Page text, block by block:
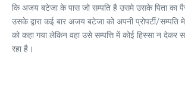
कि अजय बटेजा के पास जो सम्पति है उसमे उसके पिता का
उसके द्वारा कई बार अजय बटेजा को अपनी प्रोपर्टी/
को कहा गया लेकिन वहा उसे सम्पत्ति में कोई हिस्सा न देकर
रहा है।